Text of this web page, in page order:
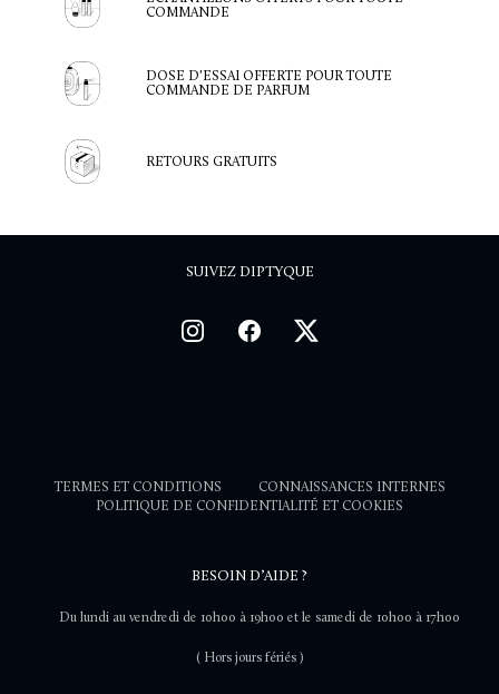
COMMANDE
DOSE D'ESSAI OFFERTE POUR TOUTE
COMMANDE DE PARFUM
RETOURS GRATUITS
SUIVEZ DIPTYQUE
TERMES ET CONDITIONS
CONNAISSANCES INTERNES
POLITIQUE DE CONFIDENTIALITÉ ET COOKIES
BESOIN D’AIDE ?
Du lundi au vendredi de 10h00 à 19h00 et le samedi de 10h00 à 17h00
( Hors jours fériés )